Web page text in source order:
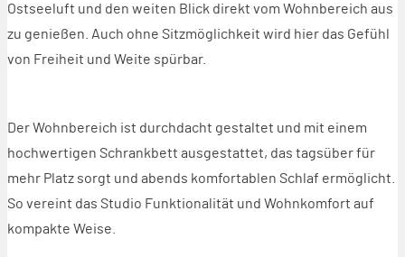
Ostseeluft und den weiten Blick direkt vom Wohnbereich aus
zu genießen. Auch ohne Sitzmöglichkeit wird hier das Gefühl
von Freiheit und Weite spürbar.
Der Wohnbereich ist durchdacht gestaltet und mit einem
hochwertigen Schrankbett ausgestattet, das tagsüber für
mehr Platz sorgt und abends komfortablen Schlaf ermöglicht.
So vereint das Studio Funktionalität und Wohnkomfort auf
kompakte Weise.